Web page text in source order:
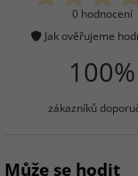
0 hodnocení
Jak ověřujeme
100%
zákazníků
Může se hodit